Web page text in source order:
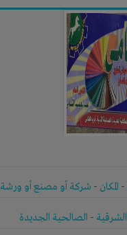
- المكان - شركة أو مصنع أو ورشة
الشرقية - الصالحية الجديدة